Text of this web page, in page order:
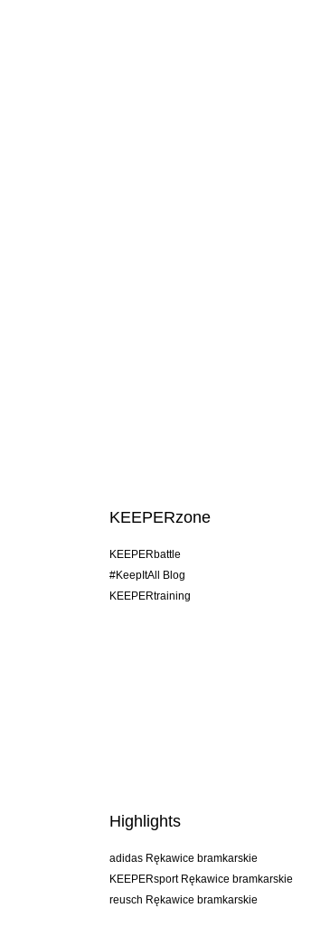
KEEPERzone
KEEPERbattle
#KeepItAll Blog
KEEPERtraining
Highlights
adidas Rękawice bramkarskie
KEEPERsport Rękawice bramkarskie
reusch Rękawice bramkarskie